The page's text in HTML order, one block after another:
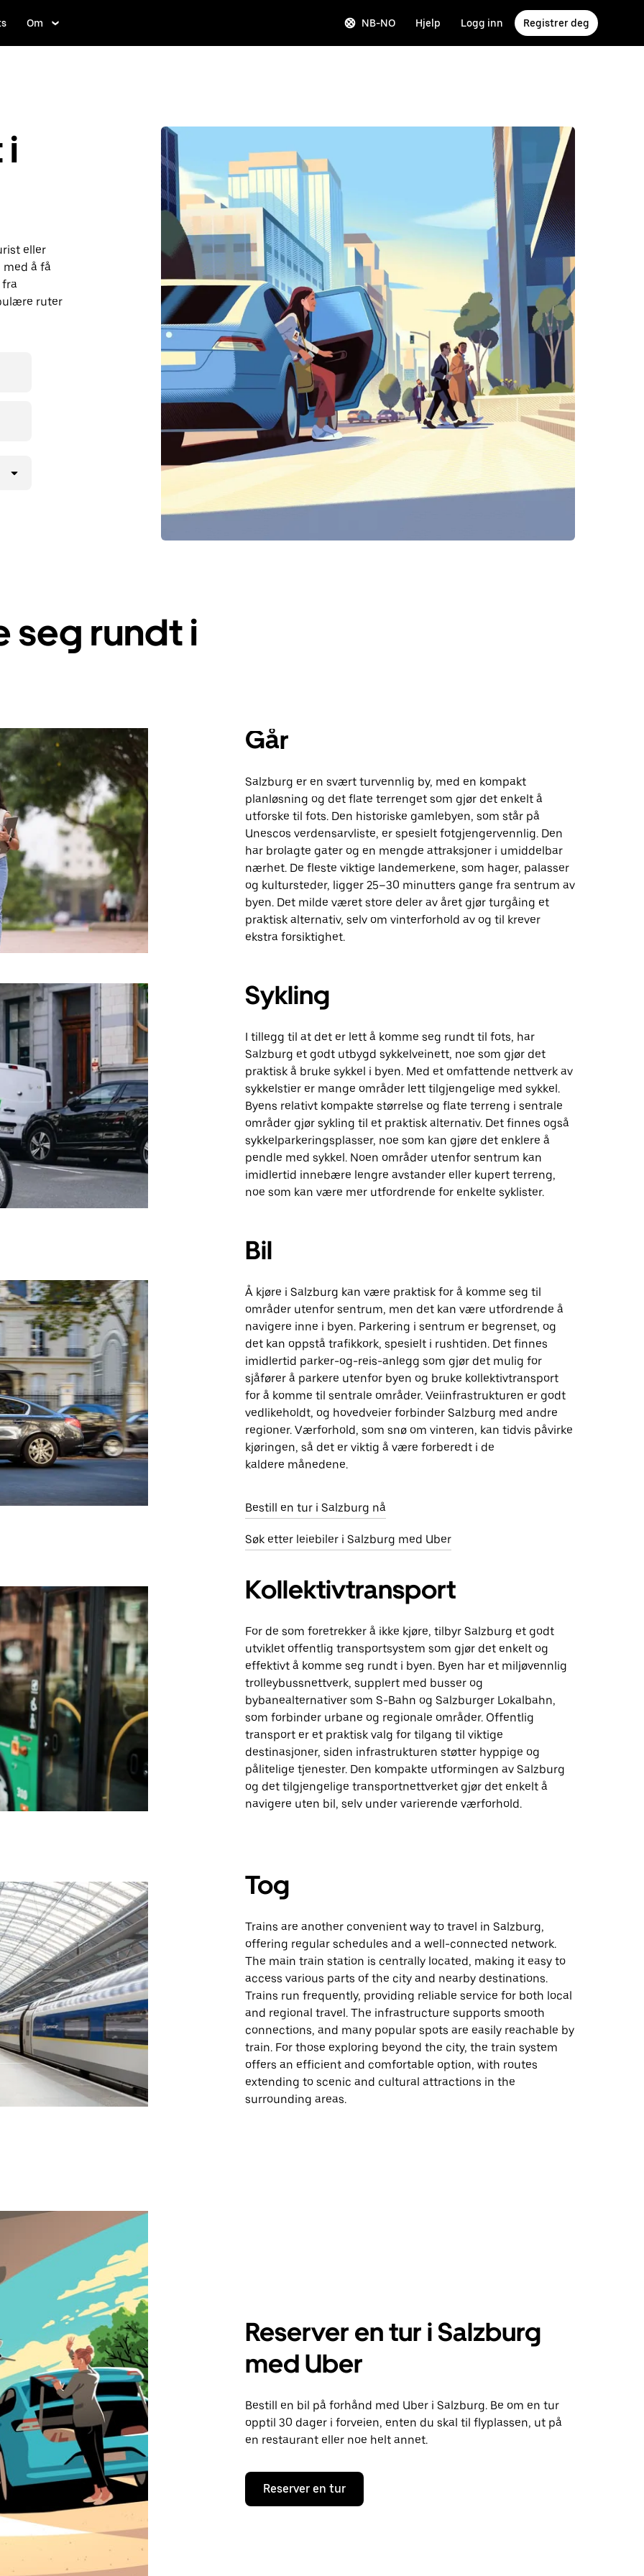
Om NB-NO Hjelp Logg inn Registrer deg
i
eller
med å få
fra
ruter
seg rundt i
Går
Salzburg er en svært turvennlig by, med en kompakt
planløsning og det flate terrenget som gjør det enkelt å
utforske til fots. Den historiske gamlebyen, som står på
Unescos verdensarvliste, er spesielt fotgjengervennlig. Den
har brolagte gater og en mengde attraksjoner i umiddelbar
nærhet. De fleste viktige landemerkene, som hager, palasser
og kultursteder, ligger 25–30 minutters gange fra sentrum av
byen. Det milde været store deler av året gjør turgåing et
praktisk alternativ, selv om vinterforhold av og til krever
ekstra forsiktighet.
Sykling
I tillegg til at det er lett å komme seg rundt til fots, har
Salzburg et godt utbygd sykkelveinett, noe som gjør det
praktisk å bruke sykkel i byen. Med et omfattende nettverk av
sykkelstier er mange områder lett tilgjengelige med sykkel.
Byens relativt kompakte størrelse og flate terreng i sentrale
områder gjør sykling til et praktisk alternativ. Det finnes også
sykkelparkeringsplasser, noe som kan gjøre det enklere å
pendle med sykkel. Noen områder utenfor sentrum kan
imidlertid innebære lengre avstander eller kupert terreng,
noe som kan være mer utfordrende for enkelte syklister.
Bil
Å kjøre i Salzburg kan være praktisk for å komme seg til
områder utenfor sentrum, men det kan være utfordrende å
navigere inne i byen. Parkering i sentrum er begrenset, og
det kan oppstå trafikkork, spesielt i rushtiden. Det finnes
imidlertid parker-og-reis-anlegg som gjør det mulig for
sjåfører å parkere utenfor byen og bruke kollektivtransport
for å komme til sentrale områder. Veiinfrastrukturen er godt
vedlikeholdt, og hovedveier forbinder Salzburg med andre
regioner. Værforhold, som snø om vinteren, kan tidvis påvirke
kjøringen, så det er viktig å være forberedt i de
kaldere månedene.
Bestill en tur i Salzburg nå
Søk etter leiebiler i Salzburg med Uber
Kollektivtransport
For de som foretrekker å ikke kjøre, tilbyr Salzburg et godt
utviklet offentlig transportsystem som gjør det enkelt og
effektivt å komme seg rundt i byen. Byen har et miljøvennlig
trolleybussnettverk, supplert med busser og
bybanealternativer som S-Bahn og Salzburger Lokalbahn,
som forbinder urbane og regionale områder. Offentlig
transport er et praktisk valg for tilgang til viktige
destinasjoner, siden infrastrukturen støtter hyppige og
pålitelige tjenester. Den kompakte utformingen av Salzburg
og det tilgjengelige transportnettverket gjør det enkelt å
navigere uten bil, selv under varierende værforhold.
Tog
Trains are another convenient way to travel in Salzburg,
offering regular schedules and a well-connected network.
The main train station is centrally located, making it easy to
access various parts of the city and nearby destinations.
Trains run frequently, providing reliable service for both local
and regional travel. The infrastructure supports smooth
connections, and many popular spots are easily reachable by
train. For those exploring beyond the city, the train system
offers an efficient and comfortable option, with routes
extending to scenic and cultural attractions in the
surrounding areas.
Reserver en tur i Salzburg
med Uber
Bestill en bil på forhånd med Uber i Salzburg. Be om en tur
opptil 30 dager i forveien, enten du skal til flyplassen, ut på
en restaurant eller noe helt annet.
Reserver en tur